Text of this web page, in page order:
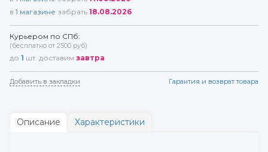
в 1 магазине забрать 18.08.2026
Курьером по СПб:
(бесплатно от 2500 руб)
до 1 шт. доставим завтра
Добавить в закладки Гарантия и возврат товара
Описание Характеристики